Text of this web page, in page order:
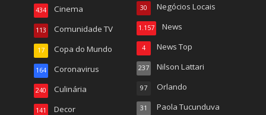
Cinema
434
Comunidade TV
113
Copa do Mundo
17
Coronavirus
164
Culinária
240
Decor
141
Negócios Locais
30
News
1.157
News Top
4
Nilson Lattari
237
Orlando
97
Paola Tucunduva
31